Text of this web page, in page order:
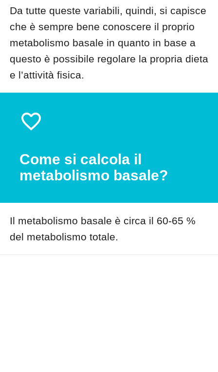
Da tutte queste variabili, quindi, si capisce
che è sempre bene conoscere il proprio
metabolismo basale in quanto in base a
questo è possibile regolare la propria dieta
e l’attività fisica.
Come si calcola il
metabolismo basale?
Il metabolismo basale è circa il 60-65 %
del metabolismo totale.